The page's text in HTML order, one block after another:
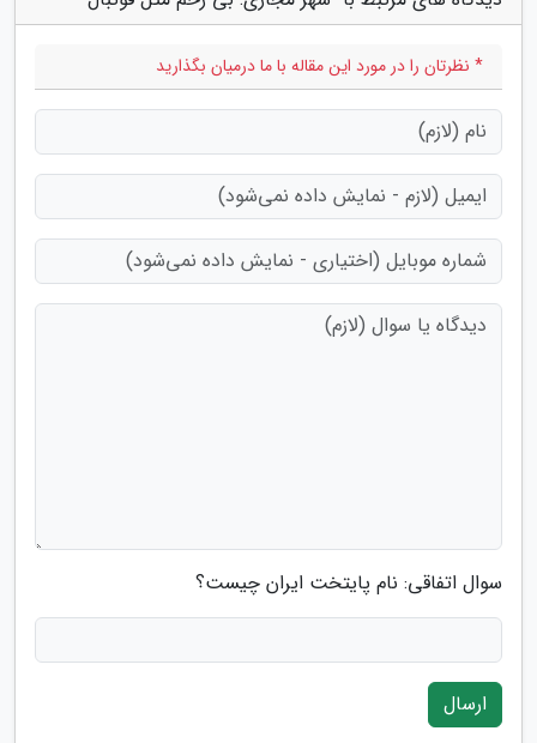
* نظرتان را در مورد این مقاله با ما درمیان بگذارید
سوال اتفاقی: نام پایتخت ایران چیست؟
ارسال